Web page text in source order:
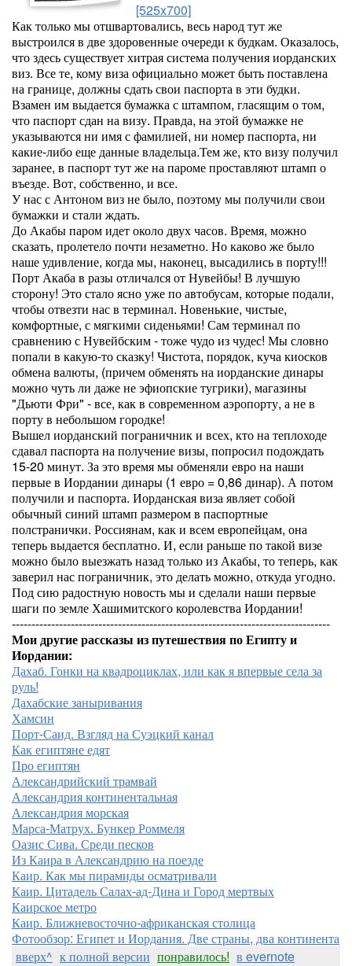
[525x700]
Как только мы отшвартовались, весь народ тут же
выстроился в две здоровенные очереди к будкам. Оказалось,
что здесь существует хитрая система получения иорданских
виз. Все те, кому виза официально может быть поставлена
на границе, должны сдать свои паспорта в эти будки.
Взамен им выдается бумажка с штампом, гласящим о том,
что паспорт сдан на визу. Правда, на этой бумажке не
указываются ни имя с фамилией, ни номер паспорта, ни
какие-либо еще данные владельца.Тем же, кто визу получил
заранее, в паспорт тут же на пароме проставляют штамп о
въезде. Вот, собственно, и все.
У нас с Антоном виз не было, поэтому мы получили свои
бумажки и стали ждать.
До Акабы паром идет около двух часов. Время, можно
сказать, пролетело почти незаметно. Но каково же было
наше удивление, когда мы, наконец, высадились в порту!!!
Порт Акаба в разы отличался от Нувейбы! В лучшую
сторону! Это стало ясно уже по автобусам, которые подали,
чтобы отвезти нас в терминал. Новенькие, чистые,
комфортные, с мягкими сиденьями! Сам терминал по
сравнению с Нувейбским - тоже чудо из чудес! Мы словно
попали в какую-то сказку! Чистота, порядок, куча киосков
обмена валюты, (причем обменять на иорданские динары
можно чуть ли даже не эфиопские тугрики), магазины
"Дьюти Фри" - все, как в современном аэропорту, а не в
порту в небольшом городке!
Вышел иорданский пограничник и всех, кто на теплоходе
сдавал паспорта на получение визы, попросил подождать
15-20 минут. За это время мы обменяли евро на наши
первые в Иордании динары (1 евро = 0,86 динар). А потом
получили и паспорта. Иорданская виза являет собой
обычный синий штамп размером в паспортные
полстранички. Россиянам, как и всем европейцам, она
теперь выдается бесплатно. И, если раньше по такой визе
можно было выезжать назад только из Акабы, то теперь, как
заверил нас пограничник, это делать можно, откуда угодно.
Под сию радостную новость мы и сделали наши первые
шаги по земле Хашимитского королевства Иордании!
---------------------------------------------------------------------------------
Мои другие рассказы из путешествия по Египту и
Иордании:
Дахаб. Гонки на квадроциклах, или как я впервые села за
руль!
Дахабские заныривания
Хамсин
Порт-Саид. Взгляд на Суэцкий канал
Как египтяне едят
Про египтян
Александрийский трамвай
Александрия континентальная
Александрия морская
Марса-Матрух. Бункер Роммеля
Оазис Сива. Среди песков
Из Каира в Александрию на поезде
Каир. Как мы пирамиды осматривали
Каир. Цитадель Салах-ад-Дина и Город мертвых
Каирское метро
Каир. Ближневосточно-африканская столица
Фотообзор: Египет и Иордания. Две страны, два континента
вверх^ к полной версии понравилось! в evernote